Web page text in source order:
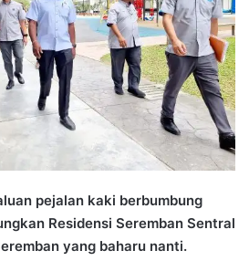
pejalan kaki berbumbung
Residensi Seremban Sentral
yang baharu nanti.